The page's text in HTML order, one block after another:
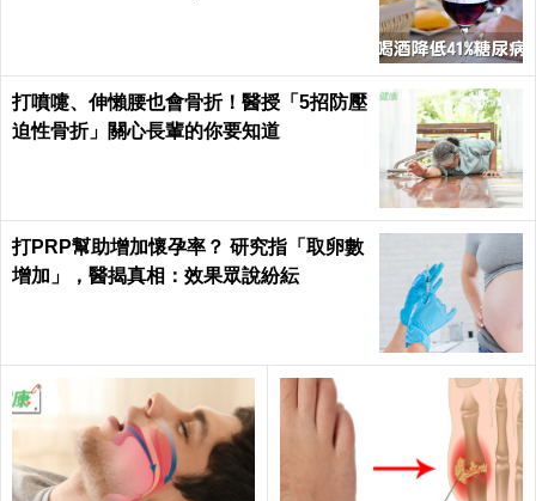
打噴嚏、伸懶腰也會骨折！醫授「5招防壓
迫性骨折」關心長輩的你要知道
打PRP幫助增加懷孕率？ 研究指「取卵數
增加」，醫揭真相：效果眾說紛紜